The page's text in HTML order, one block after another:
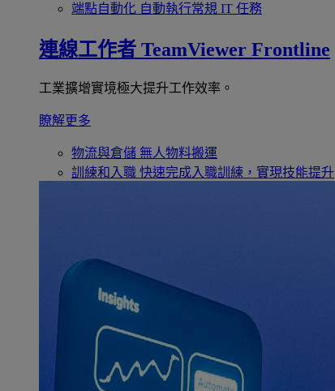
端點自動化 自動執行常規 IT 任務
連線工作者 TeamViewer Frontline
工業擴增實境極大提升工作效率。
瞭解更多
物流與倉儲 無人物料搬運
訓練和入職 快速完成入職訓練，實現技能提升